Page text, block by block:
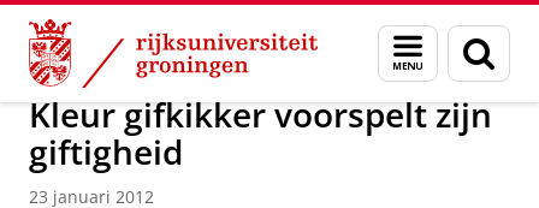
Skip
Content
Skip
Navigation
Menu
en
zoeken
Over ons Actueel Nieuws Nieuwsberichten
Kleur gifkikker voorspelt zijn
giftigheid
23 januari 2012